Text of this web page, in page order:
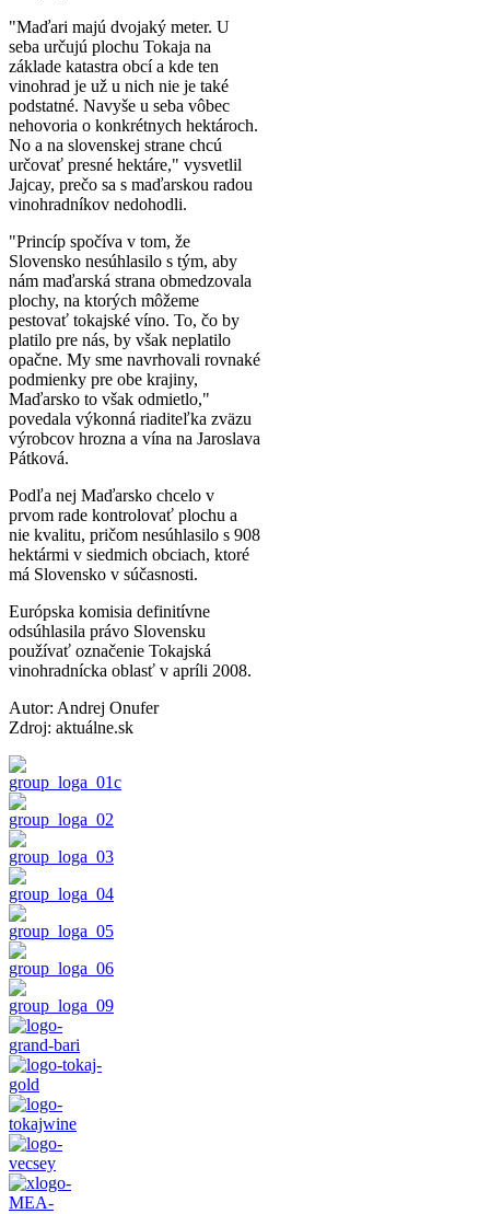
"Maďari majú dvojaký meter. U
seba určujú plochu Tokaja na
základe katastra obcí a kde ten
vinohrad je už u nich nie je také
podstatné. Navyše u seba vôbec
nehovoria o konkrétnych hektároch.
No a na slovenskej strane chcú
určovať presné hektáre," vysvetlil
Jajcay, prečo sa s maďarskou radou
vinohradníkov nedohodli.
"Princíp spočíva v tom, že
Slovensko nesúhlasilo s tým, aby
nám maďarská strana obmedzovala
plochy, na ktorých môžeme
pestovať tokajské víno. To, čo by
platilo pre nás, by však neplatilo
opačne. My sme navrhovali rovnaké
podmienky pre obe krajiny,
Maďarsko to však odmietlo,"
povedala výkonná riaditeľka zväzu
výrobcov hrozna a vína na Jaroslava
Pátková.
Podľa nej Maďarsko chcelo v
prvom rade kontrolovať plochu a
nie kvalitu, pričom nesúhlasilo s 908
hektármi v siedmich obciach, ktoré
má Slovensko v súčasnosti.
Európska komisia definitívne
odsúhlasila právo Slovensku
používať označenie Tokajská
vinohradnícka oblasť v apríli 2008.
Autor: Andrej Onufer
Zdroj: aktuálne.sk